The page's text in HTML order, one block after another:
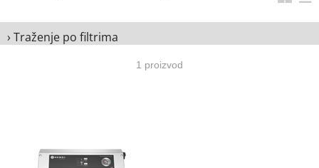
› Traženje po filtrima
1 proizvod